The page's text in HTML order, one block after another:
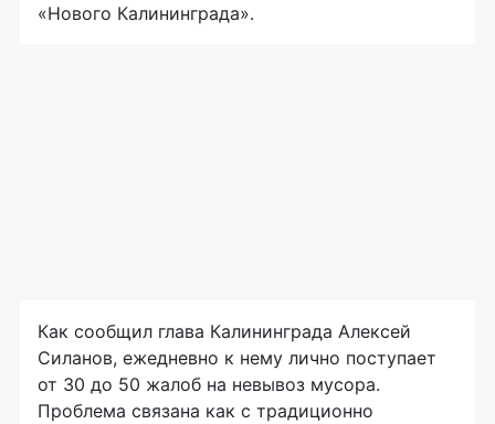
«Нового Калининграда».
Как сообщил глава Калининграда Алексей
Силанов, ежедневно к нему лично поступает
от 30 до 50 жалоб на невывоз мусора.
Проблема связана как с традиционно